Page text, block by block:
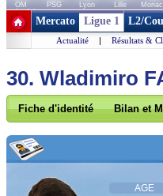
OM PSG Lyon Lille
+ de clubs
Mercato Ligue 1 L2/
Actualité | Résultats &
30. Wladimiro
Fiche d'identité Bilan et
AGE